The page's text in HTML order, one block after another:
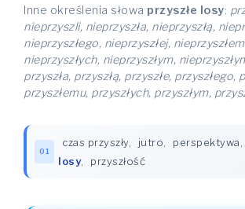
Inne określenia słowa przyszłe losy:
nieprzyszli, nieprzyszła, nieprzyszłą,
nieprzyszłego, nieprzyszłej,
nieprzyszłych, nieprzyszłym,
przyszła, przyszłą, przyszłe, przyszłego,
przyszłemu, przyszłych, przyszłym,
01
czas przyszły, jutro perspektywa
losy, przyszłość